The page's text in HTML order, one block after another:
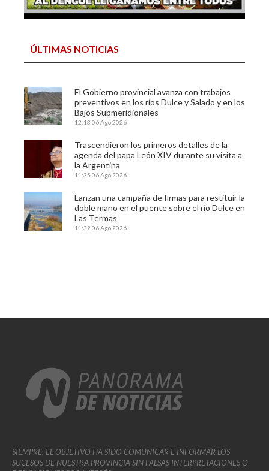
ÚLTIMAS NOTICIAS
El Gobierno provincial avanza con trabajos
preventivos en los ríos Dulce y Salado y en los
Bajos Submeridionales
12:13 06 Ago 2026
Trascendieron los primeros detalles de la
agenda del papa León XIV durante su visita a
la Argentina
11:35 06 Ago 2026
Lanzan una campaña de firmas para restituir la
doble mano en el puente sobre el río Dulce en
Las Termas
11:32 06 Ago 2026
SIEMPRE, EL OBJETIVO HA SIDO COMUNICAR E INFORMAR LOS
SUCESOS DE NUESTRA PROVINCIA SIN FALSAS INTERPRETACIONES O